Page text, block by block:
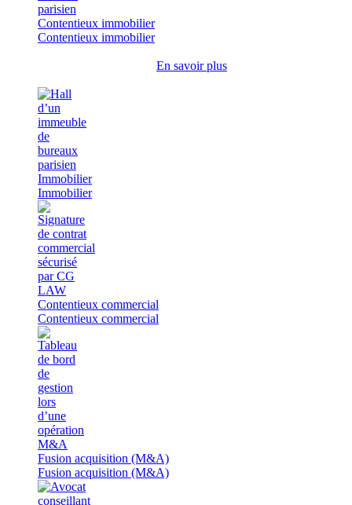
Contentieux immobilier
Contentieux immobilier
En savoir plus
Immobilier
Immobilier
Contentieux commercial
Contentieux commercial
Fusion acquisition (M&A)
Fusion acquisition (M&A)